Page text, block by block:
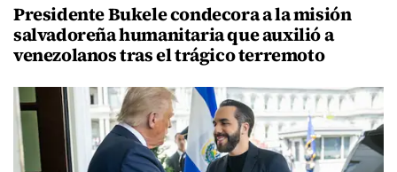
Presidente Bukele condecora a la misión
salvadoreña humanitaria que auxilió a
venezolanos tras el trágico terremoto